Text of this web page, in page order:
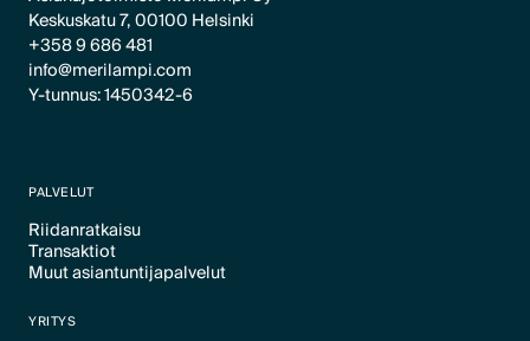
Keskuskatu 7, 00100 Helsinki
+358 9 686 481
info@merilampi.com
Y-tunnus: 1450342-6
PALVELUT
Riidanratkaisu
Text Link
Transaktiot
Text Link
Muut asiantuntijapalvelut
YRITYS